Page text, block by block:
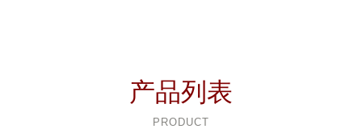
产品列表
PRODUCT